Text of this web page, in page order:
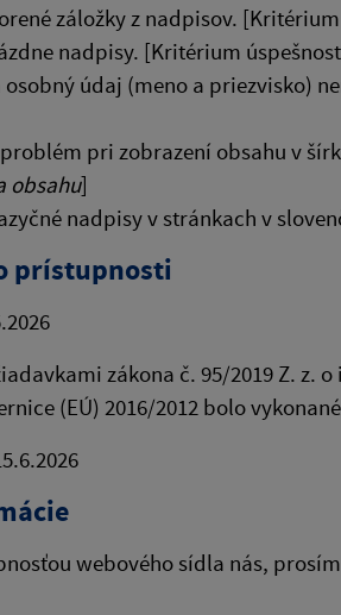
záložky z nadpisov.
nadpisy. [Kritérium
údaj (meno a priezvisko)
pri zobrazení obsahu v
obsahu]
nadpisy v stránkach v
prístupnosti
zákona č. 95/2019 Z.
(EÚ) 2016/2012 bolo
webového sídla nás,